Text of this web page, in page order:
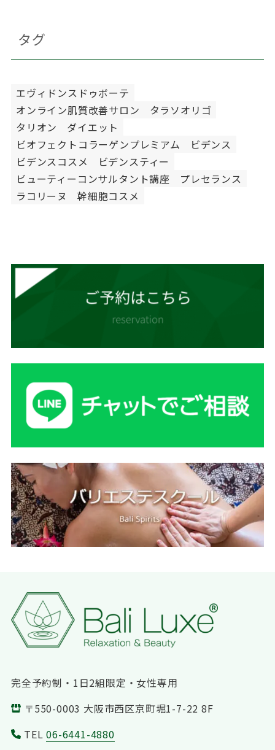
タグ
エヴィドンスドゥボーテ
オンライン肌質改善サロン
タラソオリゴ
タリオン
ダイエット
ビオフェクトコラーゲンプレミアム
ビデンス
ビデンスコスメ
ビデンスティー
ビューティーコンサルタント講座
プレセランス
ラコリーヌ
幹細胞コスメ
完全予約制・1日2組限定・女性専用
〒550-0003 大阪市西区京町堀1-7-22 8F
TEL06-6441-4880